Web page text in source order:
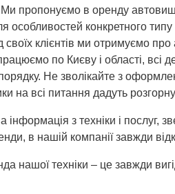
пропонуємо в оренду
особливостей конкретного
своїх клієнтів ми отримуємо
по Києву і області, всі
Не зволікайте з
на всі питання дадуть
з техніки і послуг,
в нашій компанії завжди
нашої техніки – це завжди